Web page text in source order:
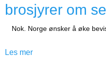
brosjyrer om
Nok. Norge ønsker å øke
Les mer